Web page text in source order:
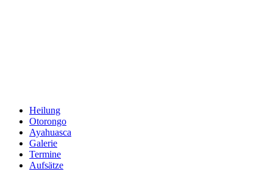
Heilung
Otorongo
Ayahuasca
Galerie
Termine
Aufsätze